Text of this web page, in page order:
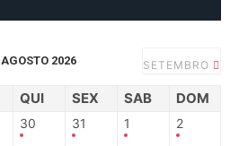
AGOSTO 2026 SETEMBRO
QUI SEX SAB DOM
30 31 1 2